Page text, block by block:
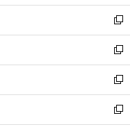
ウ
ィ
ン
ド
ウ
で
開
く
し
い
ウ
ィ
ン
ド
ウ
で
開
新
し
い
ウ
ィ
ン
ド
新
し
い
ウ
ィ
新
し
い
新